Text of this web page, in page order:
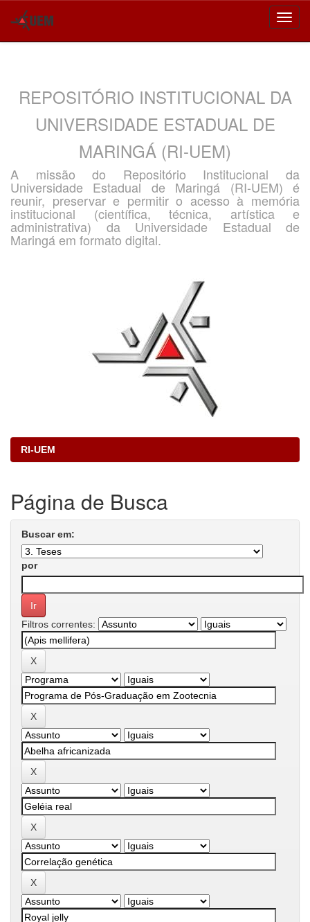
REPOSITÓRIO INSTITUCIONAL DA
UNIVERSIDADE ESTADUAL DE
MARINGÁ (RI-UEM)
A missão do Repositório Institucional da
Universidade Estadual de Maringá (RI-UEM) é
reunir, preservar e permitir o acesso à memória
institucional (científica, técnica, artística e
administrativa) da Universidade Estadual de
Maringá em formato digital.
RI-UEM
Página de Busca
Buscar em:
por
Filtros correntes: